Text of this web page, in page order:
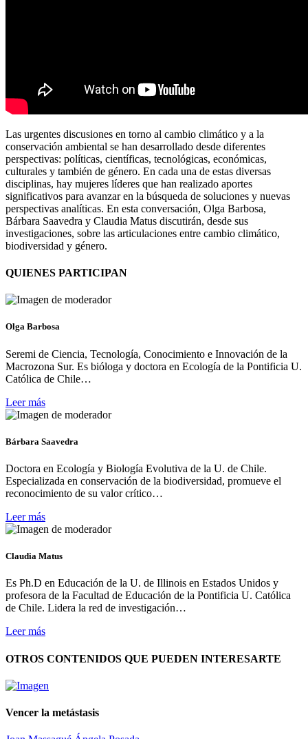
Las urgentes discusiones en torno al cambio climático y a la
conservación ambiental se han desarrollado desde diferentes
perspectivas: políticas, científicas, tecnológicas, económicas,
culturales y también de género. En cada una de estas diversas
disciplinas, hay mujeres líderes que han realizado aportes
significativos para avanzar en la búsqueda de soluciones y nuevas
perspectivas analíticas. En esta conversación, Olga Barbosa,
Bárbara Saavedra y Claudia Matus discutirán, desde sus
investigaciones, sobre las articulaciones entre cambio climático,
biodiversidad y género.
QUIENES PARTICIPAN
Olga Barbosa
Seremi de Ciencia, Tecnología, Conocimiento e Innovación de la
Macrozona Sur. Es bióloga y doctora en Ecología de la Pontificia U.
Católica de Chile…
Leer más
Bárbara Saavedra
Doctora en Ecología y Biología Evolutiva de la U. de Chile.
Especializada en conservación de la biodiversidad, promueve el
reconocimiento de su valor crítico…
Leer más
Claudia Matus
Es Ph.D en Educación de la U. de Illinois en Estados Unidos y
profesora de la Facultad de Educación de la Pontificia U. Católica
de Chile. Lidera la red de investigación…
Leer más
OTROS CONTENIDOS QUE PUEDEN INTERESARTE
Vencer la metástasis